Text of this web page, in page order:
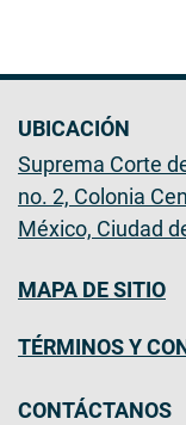
UBICACIÓN
Suprema Corte
no. 2, Colonia
México, Ciudad
MAPA DE SITIO
TÉRMINOS Y
CONTÁCTANOS